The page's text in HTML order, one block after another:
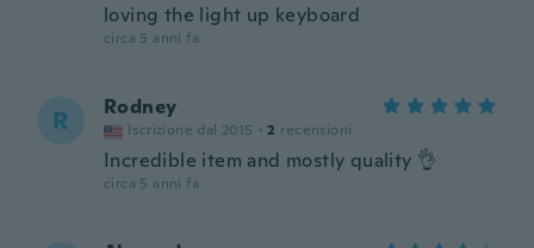
loving the light up keyboard
circa 5 anni fa
R Rodney
Iscrizione dal 2015 · 2 recensioni
Incredible item and mostly quality 👌
circa 5 anni fa